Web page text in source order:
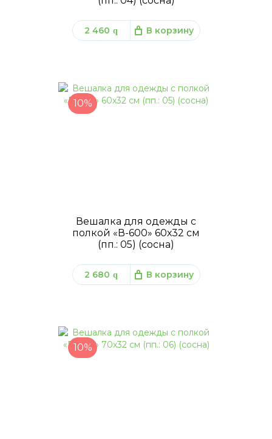
2 460 q В корзину
10%
Вешалка для одежды с
полкой «В-600» 60х32 см
(пп.: 05) (сосна)
2 680 q В корзину
10%